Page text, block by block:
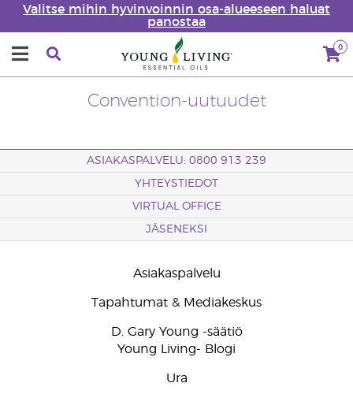
Valitse mihin hyvinvoinnin osa-alueeseen haluat
panostaa
0
Convention-uutuudet
ASIAKASPALVELU: 0800 913 239
YHTEYSTIEDOT
VIRTUAL OFFICE
JÄSENEKSI
Asiakaspalvelu
Tapahtumat & Mediakeskus
D. Gary Young -säätiö
Young Living- Blogi
Ura